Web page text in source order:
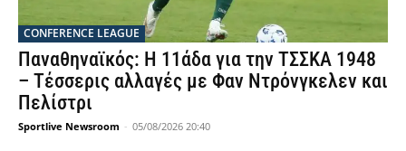
CONFERENCE LEAGUE
Παναθηναϊκός: Η 11άδα για την ΤΣΣΚΑ 1948
– Τέσσερις αλλαγές με Φαν Ντρόνγκελεν και
Πελίστρι
Sportlive Newsroom - 05/08/2026 20:40